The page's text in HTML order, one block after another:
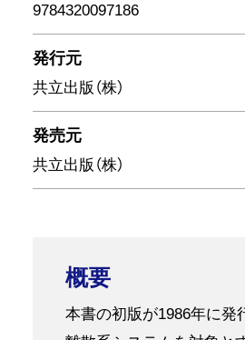
9784320097186
発行元
共立出版（株）
発売元
共立出版（株）
概要
本書の初版が1986年に発